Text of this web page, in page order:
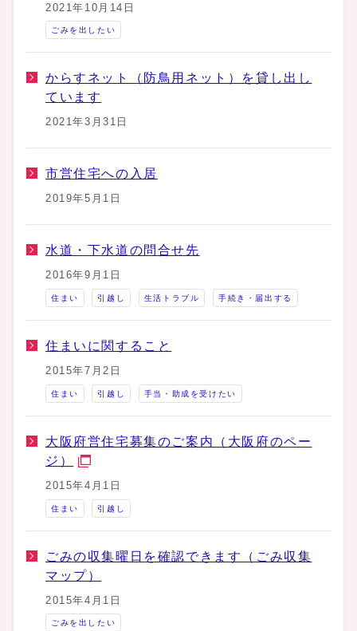
2021年10月14日
ごみを出したい
からすネット（防鳥用ネット）を貸し出し
ています
2021年3月31日
市営住宅への入居
2019年5月1日
水道・下水道の問合せ先
2016年9月1日
住まい 引越し 生活トラブル 手続き・届出する
住まいに関すること
2015年7月2日
住まい 引越し 手当・助成を受けたい
大阪府営住宅募集のご案内（大阪府のペー
ジ）
2015年4月1日
住まい 引越し
ごみの収集曜日を確認できます（ごみ収集
マップ）
2015年4月1日
ごみを出したい